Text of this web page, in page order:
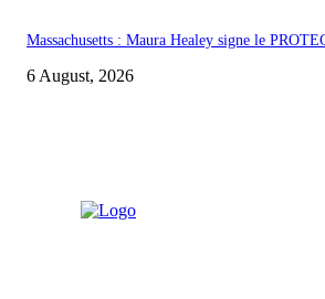
Massachusetts : Maura Healey signe le
6 August, 2026